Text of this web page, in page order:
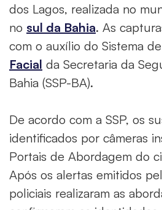
dos Lagos, realizada no
no sul da Bahia. As
com o auxílio do Sistema de
Facial da Secretaria da
Bahia (SSP-BA).
De acordo com a SSP, os
identificados por câmeras
Portais de Abordagem do
Após os alertas emitidos
policiais realizaram as